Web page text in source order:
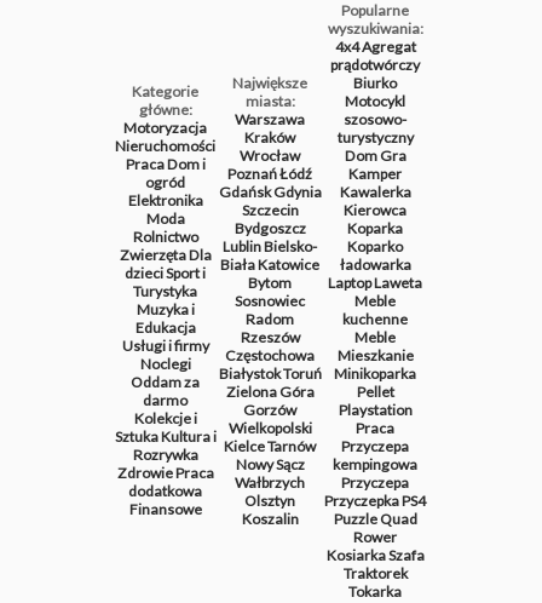
Kategorie
główne:
Motoryzacja
Nieruchomości
PracaDom i
ogród
Elektronika
Moda
Rolnictwo
ZwierzętaDla
dzieciSport i
Turystyka
Muzyka i
Edukacja
Usługi i firmy
Noclegi
Oddam za
darmo
Kolekcje i
SztukaKultura i
Rozrywka
ZdrowiePraca
dodatkowa
Finansowe
Największe
miasta:
Warszawa
Kraków
Wrocław
PoznańŁódź
GdańskGdynia
Szczecin
Bydgoszcz
LublinBielsko-
BiałaKatowice
Bytom
Sosnowiec
Radom
Rzeszów
Częstochowa
BiałystokToruń
Zielona Góra
Gorzów
Wielkopolski
KielceTarnów
Nowy Sącz
Wałbrzych
Olsztyn
Koszalin
Popularne
wyszukiwania:
4x4Agregat
prądotwórczy
Biurko
Motocykl
szosowo-
turystyczny
DomGra
Kamper
Kawalerka
Kierowca
Koparka
Koparko
ładowarka
LaptopLaweta
Meble
kuchenne
Meble
Mieszkanie
Minikoparka
Pellet
Playstation
Praca
Przyczepa
kempingowa
Przyczepa
PrzyczepkaPS4
PuzzleQuad
Rower
KosiarkaSzafa
Traktorek
Tokarka